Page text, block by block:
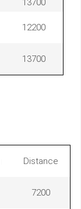
13700
12200
13700
Distance
7200